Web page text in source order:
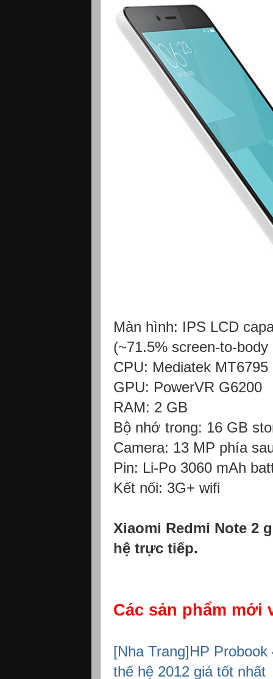
Màn hình: IPS LCD
(~71.5% screen-to-body
CPU: Mediatek MT6795
GPU: PowerVR G6200
RAM: 2 GB
Bộ nhớ trong: 16 GB
Camera: 13 MP phía
Pin: Li-Po 3060 mAh
Kết nối: 3G+ wifi
Xiaomi Redmi Note 2
hệ trực tiếp.
Các sản phẩm
[Nha Trang]HP
thế hệ 2012 giá tốt nhất